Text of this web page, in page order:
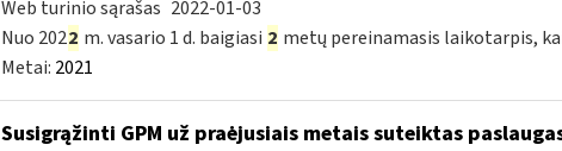
Web turinio sąrašas 2022-01-03
Nuo 2022 m. vasario 1 d. baigiasi 2 metų pereinamasis laikotarpis,
Metai: 2021
Susigrąžinti GPM už praėjusiais metais suteiktas